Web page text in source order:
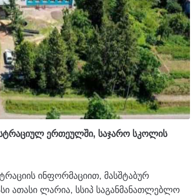
ერთეულში, საჯარო სკოლის
ინფორმაციით, მასშტაბურ
ათასი ლარია, სსიპ საგანმანათლებლო